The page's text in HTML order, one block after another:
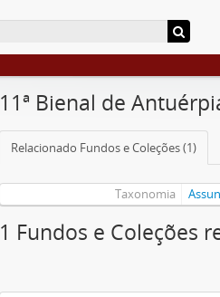
11ª Bienal de
Relacionado Fundos e Coleções (1)
Taxonomia
1 Fundos e Coleções